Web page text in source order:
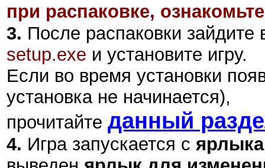
при распаковке,
3. После распаковки зайдите
setup.exe и установите игру.
Если во время установки
установка не начинается),
прочитайте данный
4. Игра запускается с ярлыка